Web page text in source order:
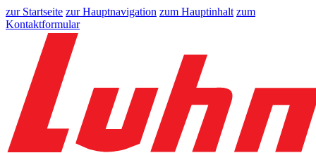
zur Startseite zur Hauptnavigation zum Hauptinhalt zum
Kontaktformular